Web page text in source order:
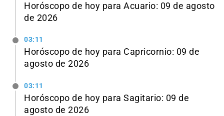
Horóscopo de hoy para Acuario: 09 de agosto
de 2026
03:11
Horóscopo de hoy para Capricornio: 09 de
agosto de 2026
03:11
Horóscopo de hoy para Sagitario: 09 de
agosto de 2026